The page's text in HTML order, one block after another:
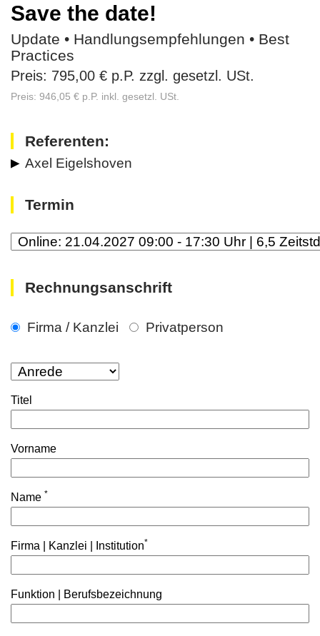
Save the date!
Update • Handlungsempfehlungen • Best
Practices
Preis: 795,00 € p.P. zzgl. gesetzl. USt.
Preis: 946,05 € p.P. inkl. gesetzl. USt.
Referenten:
Axel Eigelshoven
Termin
Rechnungsanschrift
Firma / Kanzlei Privatperson
Titel
Vorname
Name *
Firma | Kanzlei | Institution*
Funktion | Berufsbezeichnung